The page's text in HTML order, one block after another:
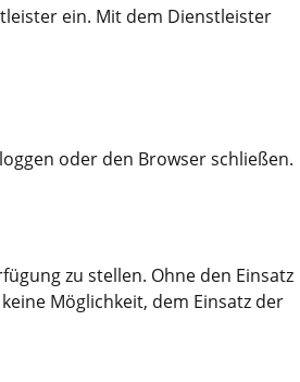
ein. Mit dem Dienstleister
oder den Browser schließen.
zu stellen. Ohne den Einsatz
Möglichkeit, dem Einsatz der